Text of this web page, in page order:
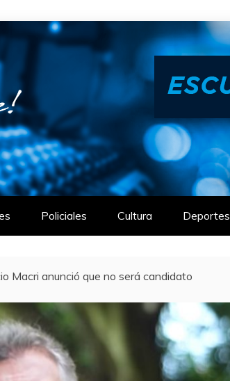
Policiales Cultura Deportes
Macri anunció que no será candidato